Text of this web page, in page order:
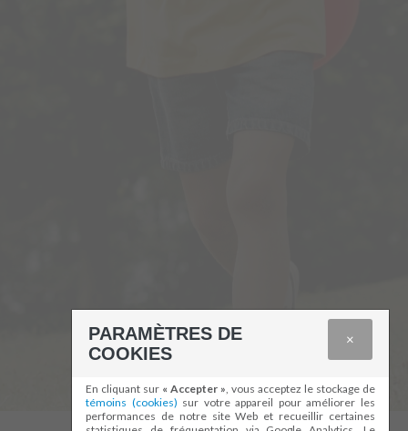
×
PARAMÈTRES DE
COOKIES
En cliquant sur « Accepter », vous acceptez le stockage de
témoins (cookies) sur votre appareil pour améliorer les
performances de notre site Web et recueillir certaines